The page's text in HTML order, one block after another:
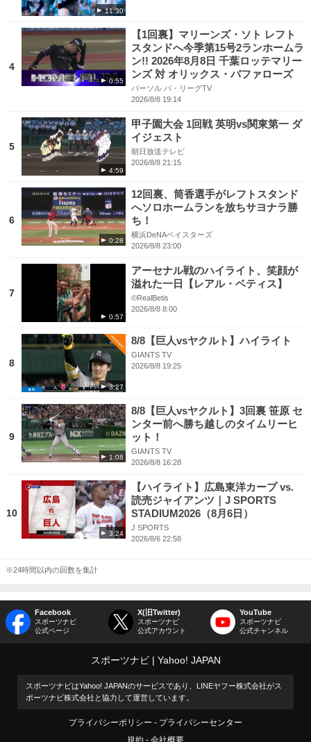
11:30
4
0:55
【1回裏】マリーンズ・ソト レフト
スタンドへ今季第15号2ランホームラ
ン!! 2026年8月8日 千葉ロッテマリー
ンズ 対 オリックス・バファローズ
パーソル パ・リーグTV
2026/8/8 19:14
5
4:59
甲子園大会 1回戦 英明vs関東第一 ダ
イジェスト
朝日放送テレビ
2026/8/8 21:15
6
0:28
12回裏、筒香選手がレフトスタンド
へソロホームランを放ちサヨナラ勝
ち！
横浜DeNAベイスターズ
2026/8/8 23:00
7
0:57
アーセナル戦のハイライト、笑顔が
溢れた一日【レアル・ベティス】
©RealBetis
2026/8/8 8:00
8
3:27
8/8【巨人vsヤクルト】ハイライト
GIANTS TV
2026/8/8 19:25
9
1:08
8/8【巨人vsヤクルト】3回裏 笹原 セ
ンター前へ勝ち越しのタイムリーヒ
ット！
GIANTS TV
2026/8/8 16:28
10
3:24
【ハイライト】広島東洋カープ vs.
読売ジャイアンツ｜J SPORTS
STADIUM2026（8月6日）
J SPORTS
2026/8/6 22:58
※24時間以内の回数を集計
Facebook
スポーツナビ
公式ページ
X(旧Twitter)
スポーツナビ
公式アカウント
YouTube
スポーツナビ
公式チャンネル
スポーツナビ Yahoo! JAPAN
スポーツナビはYahoo! JAPANのサービスであり、LINEヤフー株式会社がス
ポーツナビ株式会社と協力して運営しています。
プライバシーポリシー
プライバシーセンター